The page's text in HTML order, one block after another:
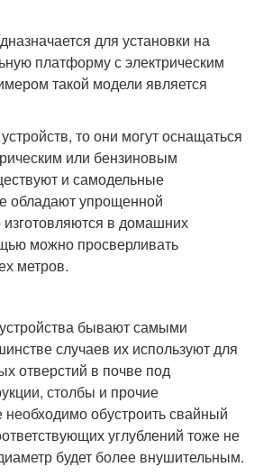
для установки на
платформу с электрическим
такой модели является
то они могут оснащаться
или бензиновым
и самодельные
обладают упрощенной
изготовляются в домашних
можно просверливать
метров.
бывают самыми
случаев их используют для
отверстий в почве под
столбы и прочие
обустроить свайный
углублений тоже не
будет более внушительным.